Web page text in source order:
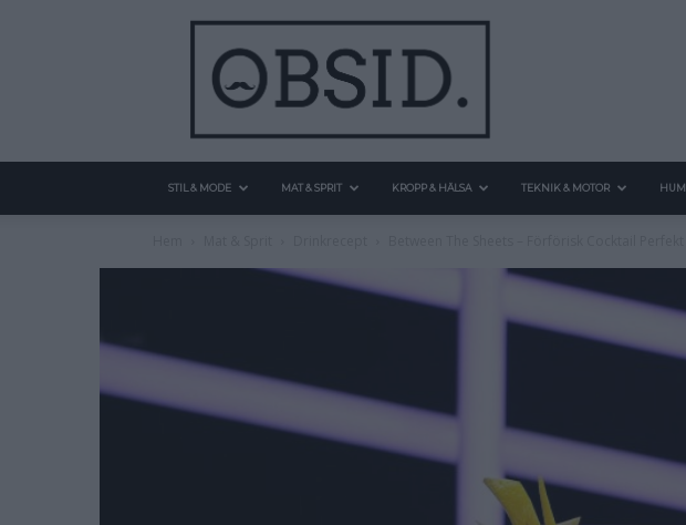
STIL & MODE MAT & SPRIT KROPP & HÄLSA TEKNIK & MOTOR